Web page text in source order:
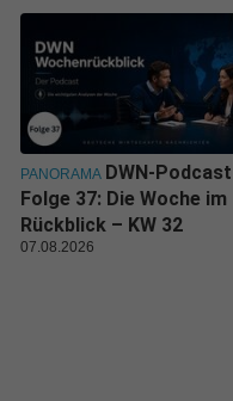
PANORAMA DWN-Podcast
Folge 37: Die Woche im
Rückblick – KW 32
07.08.2026